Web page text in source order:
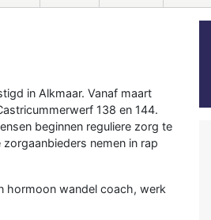
in Alkmaar. Vanaf maart
138 en 144.
beginnen reguliere zorg te
nemen in rap
hormoon wandel coach, werk